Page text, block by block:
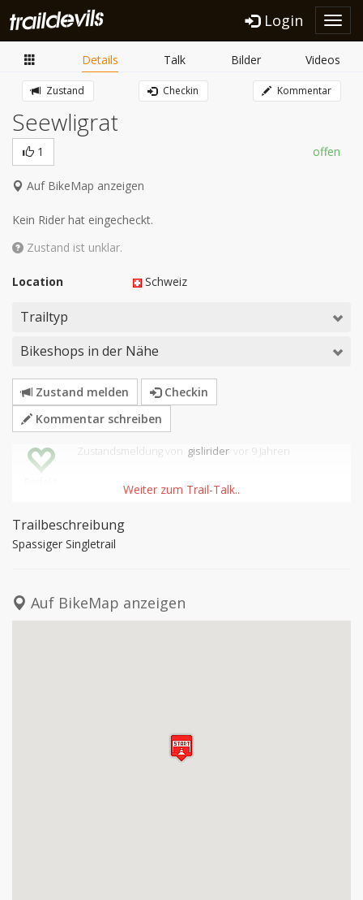
Login
Details Talk Bilder Videos
Zustand Checkin Kommentar
Seewligrat
1 offen
Auf BikeMap anzeigen
Kein Rider hat eingecheckt.
Zustand ist unklar.
Location Schweiz
Trailtyp
Bikeshops in der Nähe
Zustand melden
Checkin
Kommentar schreiben
Zustandsmeldungvon gislirider vor 9 Jahren
Trailbeschreibung
Spassiger Singletrail
Auf BikeMap anzeigen